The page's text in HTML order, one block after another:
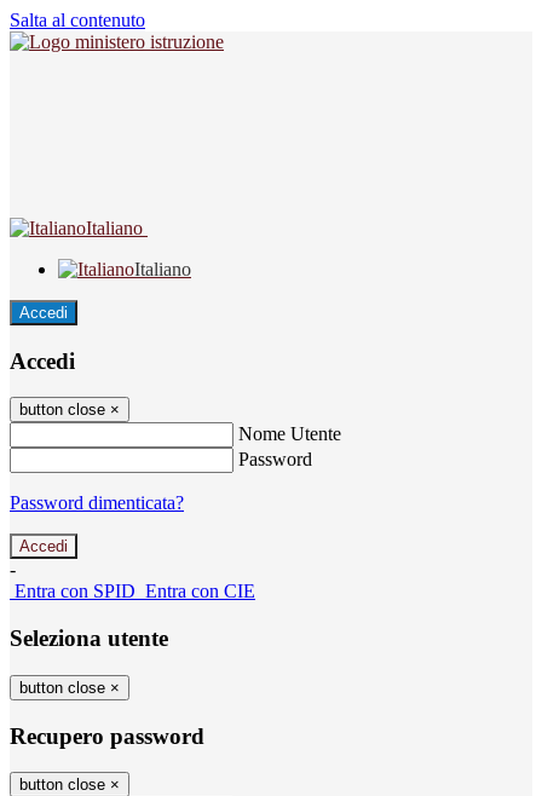
Salta al contenuto
Italiano
Italiano
Accedi
Accedi
button close ×
Nome Utente
Password
Password dimenticata?
-
Entra con SPID Entra con CIE
Seleziona utente
button close ×
Recupero password
button close ×